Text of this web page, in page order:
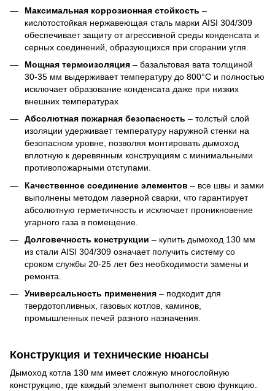
Максимальная коррозионная стойкость –
кислотостойкая нержавеющая сталь марки AISI 304/309
обеспечивает защиту от агрессивной среды конденсата и
серных соединений, образующихся при сгорании угля.
Мощная термоизоляция – базальтовая вата толщиной
30-35 мм выдерживает температуру до 800°C и полностью
исключает образование конденсата даже при низких
внешних температурах
Абсолютная пожарная безопасность – толстый слой
изоляции удерживает температуру наружной стенки на
безопасном уровне, позволяя монтировать дымоход
вплотную к деревянным конструкциям с минимальными
противопожарными отступами.
Качественное соединение элементов – все швы и замки
выполнены методом лазерной сварки, что гарантирует
абсолютную герметичность и исключает проникновение
угарного газа в помещение.
Долговечность конструкции – купить дымоход 130 мм
из стали AISI 304/309 означает получить систему со
сроком службы 20-25 лет без необходимости замены и
ремонта.
Универсальность применения – подходит для
твердотопливных, газовых котлов, каминов,
промышленных печей разного назначения.
Конструкция и технические нюансы
Дымоход котла 130 мм имеет сложную многослойную
конструкцию, где каждый элемент выполняет свою функцию.